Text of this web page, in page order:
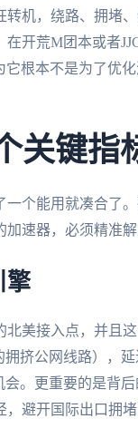
机，绕路、拥堵
开荒M团本或者
根本不是为了优
关键指
个能用就凑合了
速器，必须精准解
擎
美接入点，并且
挤公网线路），
。更重要的是背
避开国际出口拥堵